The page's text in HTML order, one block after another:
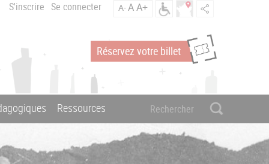
S'inscrire Se connecter A-AA+
Réservez votre billet
Ressources